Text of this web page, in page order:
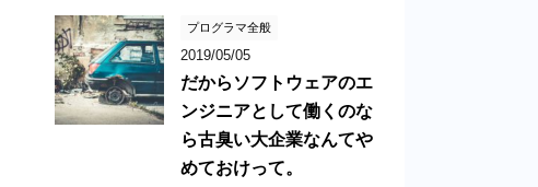
プログラマ全般
2019/05/05
だからソフトウェアのエ
ンジニアとして働くのな
ら古臭い大企業なんてや
めておけって。